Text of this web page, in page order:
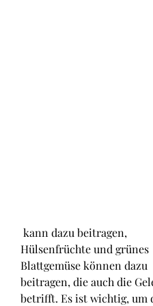
Hülsenfrüchte und grünes
Blattgemüse können dazu
beitragen, die auch die
betrifft. Es ist wichtig, um